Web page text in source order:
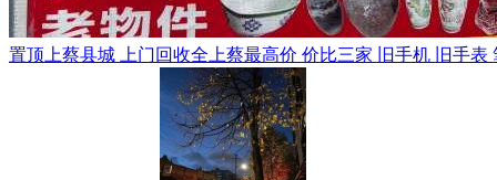
置顶 上蔡县城 上门回收全上蔡最高价 价比三家 旧手机 旧手表